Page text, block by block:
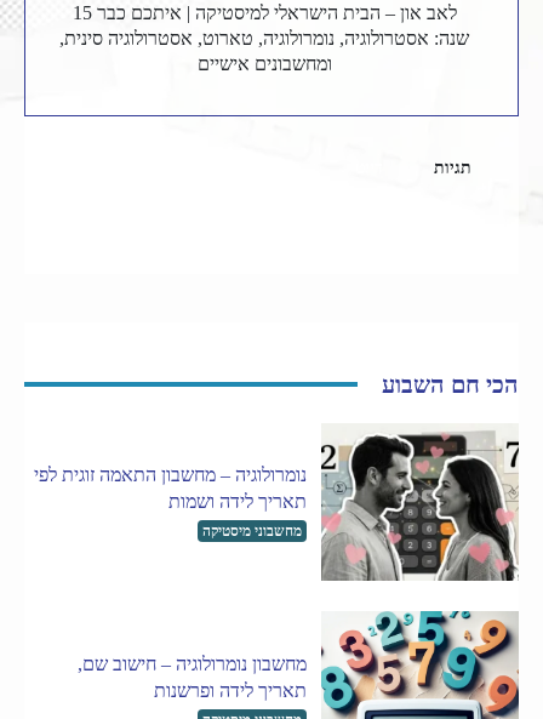
הכי חם השבוע
נומרולוגיה – מחשבון התאמה זוגית לפי
תאריך לידה ושמות
מחשבוני מיסטיקה
מחשבון נומרולוגיה – חישוב שם,
תאריך לידה ופרשנות
לאב און – הבית הישראלי למיסטיקה | איתכם כבר 15
שנה: אסטרולוגיה, נומרולוגיה, טארוט, אסטרולוגיה סינית,
ומחשבונים אישיים
תגיות